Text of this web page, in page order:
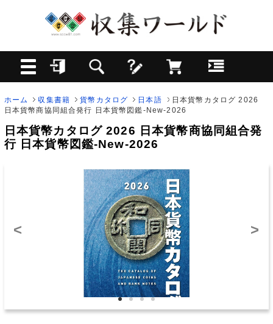
ホーム 収集書籍 貨幣カタログ 日本語
日本貨幣カタログ 2026
日本貨幣商協同組合発行 日本貨幣図鑑-New-2026
日本貨幣カタログ 2026 日本貨幣商協同組合発
行 日本貨幣図鑑-New-2026
< >